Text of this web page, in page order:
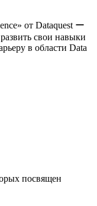
от Dataquest ー
свои навыки
в области Data
посвящен